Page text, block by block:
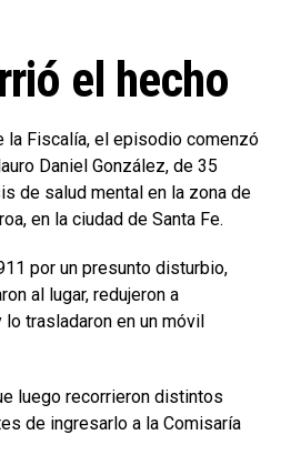
el hecho
la Fiscalía, el episodio comenzó
Daniel González, de 35
de salud mental en la zona de
en la ciudad de Santa Fe.
por un presunto disturbio,
al lugar, redujeron a
trasladaron en un móvil
luego recorrieron distintos
de ingresarlo a la Comisaría